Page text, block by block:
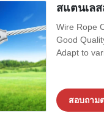
สแตนเล
Wire Rope
Good
Adapt to
สอบถาม